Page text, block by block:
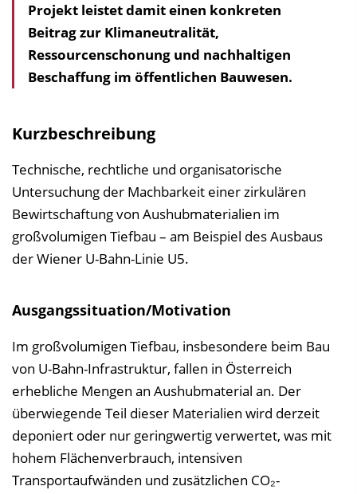
d
Projekt leistet damit einen konkreten
Beitrag zur Klimaneutralität,
Ressourcenschonung und nachhaltigen
Beschaffung im öffentlichen Bauwesen.
Kurzbeschreibung
Technische, rechtliche und organisatorische
Untersuchung der Machbarkeit einer zirkulären
Bewirtschaftung von Aushubmaterialien im
großvolumigen Tiefbau – am Beispiel des Ausbaus
der Wiener U-Bahn-Linie U5.
Ausgangssituation/Motivation
Im großvolumigen Tiefbau, insbesondere beim Bau
von U-Bahn-Infrastruktur, fallen in Österreich
erhebliche Mengen an Aushubmaterial an. Der
überwiegende Teil dieser Materialien wird derzeit
deponiert oder nur geringwertig verwertet, was mit
hohem Flächenverbrauch, intensiven
Transportaufwänden und zusätzlichen CO₂-